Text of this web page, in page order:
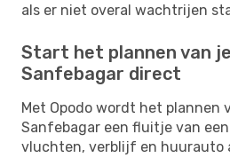
als er niet overal wachtrijen
Start het plannen van
Sanfebagar direct
Met Opodo wordt het plannen
Sanfebagar een fluitje van
vluchten, verblijf en huurauto